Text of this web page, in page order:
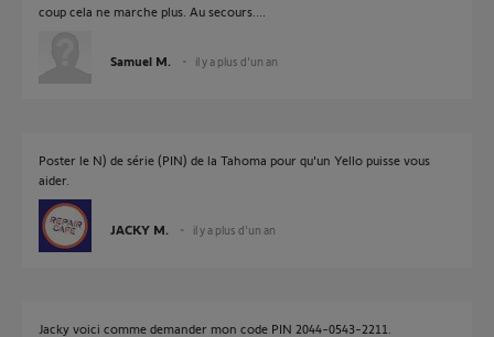
coup cela ne marche plus. Au secours....
Samuel M. il y a plus d'un an
Poster le N) de série (PIN) de la Tahoma pour qu'un Yello puisse vous
aider.
JACKY M. il y a plus d'un an
Jacky voici comme demander mon code PIN 2044-0543-2211.